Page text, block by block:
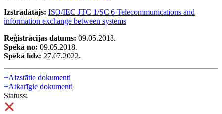
Izstrādātājs: ISO/IEC JTC 1/SC 6 Telecommunications and
information exchange between systems
Reģistrācijas datums: 09.05.2018.
Spēkā no: 09.05.2018.
Spēkā līdz: 27.07.2022.
+Aizstātie dokumenti
+Atkarīgie dokumenti
Statuss: